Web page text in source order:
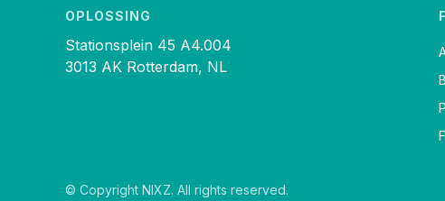
OPLOSSING
Stationsplein 45 A4.004
3013 AK Rotterdam, NL
© Copyright NIXZ. All rights reserved.